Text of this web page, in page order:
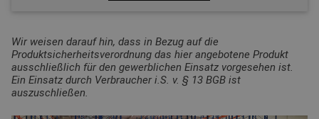
Wir weisen darauf hin, dass in Bezug auf die
Produktsicherheitsverordnung das hier angebotene Produkt
ausschließlich für den gewerblichen Einsatz vorgesehen ist.
Ein Einsatz durch Verbraucher i.S. v. § 13 BGB ist
auszuschließen.